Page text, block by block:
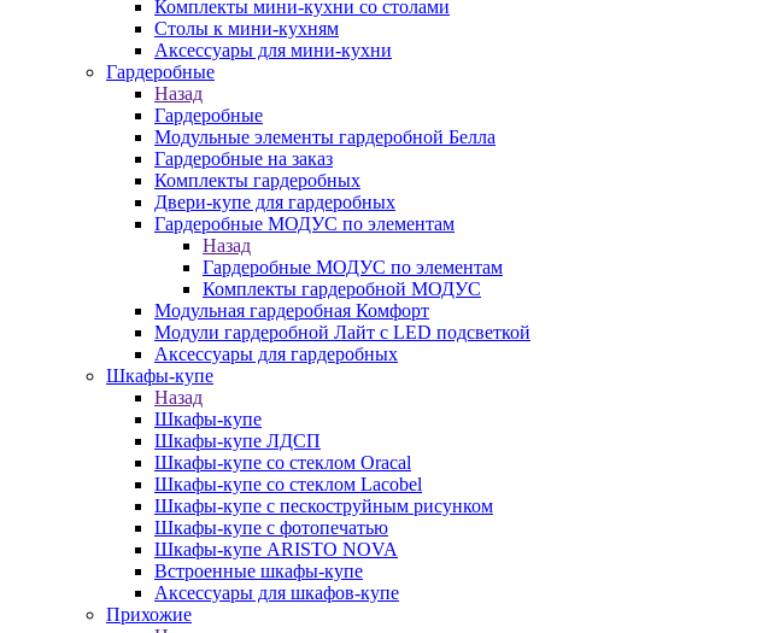
Комплекты мини-кухни со столами
Столы к мини-кухням
Аксессуары для мини-кухни
Гардеробные
Назад
Гардеробные
Модульные элементы гардеробной Белла
Гардеробные на заказ
Комплекты гардеробных
Двери-купе для гардеробных
Гардеробные МОДУС по элементам
Назад
Гардеробные МОДУС по элементам
Комплекты гардеробной МОДУС
Модульная гардеробная Комфорт
Модули гардеробной Лайт с LED подсветкой
Аксессуары для гардеробных
Шкафы-купе
Назад
Шкафы-купе
Шкафы-купе ЛДСП
Шкафы-купе со стеклом Oracal
Шкафы-купе со стеклом Lacobel
Шкафы-купе с пескоструйным рисунком
Шкафы-купе с фотопечатью
Шкафы-купе ARISTO NOVA
Встроенные шкафы-купе
Аксессуары для шкафов-купе
Прихожие